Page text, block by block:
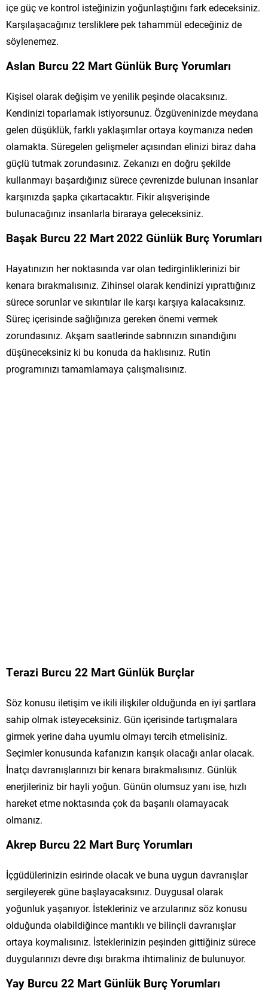
içe güç ve kontrol isteğinizin yoğunlaştığını fark edeceksiniz.
Karşılaşacağınız tersliklere pek tahammül edeceğiniz de
söylenemez.
Aslan Burcu 22 Mart Günlük Burç Yorumları
Kişisel olarak değişim ve yenilik peşinde olacaksınız.
Kendinizi toparlamak istiyorsunuz. Özgüveninizde meydana
gelen düşüklük, farklı yaklaşımlar ortaya koymanıza neden
olamakta. Süregelen gelişmeler açısından elinizi biraz daha
güçlü tutmak zorundasınız. Zekanızı en doğru şekilde
kullanmayı başardığınız sürece çevrenizde bulunan insanlar
karşınızda şapka çıkartacaktır. Fikir alışverişinde
bulunacağınız insanlarla biraraya geleceksiniz.
Başak Burcu 22 Mart 2022 Günlük Burç Yorumları
Hayatınızın her noktasında var olan tedirginliklerinizi bir
kenara bırakmalısınız. Zihinsel olarak kendinizi yıprattığınız
sürece sorunlar ve sıkıntılar ile karşı karşıya kalacaksınız.
Süreç içerisinde sağlığınıza gereken önemi vermek
zorundasınız. Akşam saatlerinde sabrınızın sınandığını
düşüneceksiniz ki bu konuda da haklısınız. Rutin
programınızı tamamlamaya çalışmalısınız.
Terazi Burcu 22 Mart Günlük Burçlar
Söz konusu iletişim ve ikili ilişkiler olduğunda en iyi şartlara
sahip olmak isteyeceksiniz. Gün içerisinde tartışmalara
girmek yerine daha uyumlu olmayı tercih etmelisiniz.
Seçimler konusunda kafanızın karışık olacağı anlar olacak.
İnatçı davranışlarınızı bir kenara bırakmalısınız. Günlük
enerjileriniz bir hayli yoğun. Günün olumsuz yanı ise, hızlı
hareket etme noktasında çok da başarılı olamayacak
olmanız.
Akrep Burcu 22 Mart Burç Yorumları
İçgüdülerinizin esirinde olacak ve buna uygun davranışlar
sergileyerek güne başlayacaksınız. Duygusal olarak
yoğunluk yaşanıyor. İstekleriniz ve arzularınız söz konusu
olduğunda olabildiğince mantıklı ve bilinçli davranışlar
ortaya koymalısınız. İsteklerinizin peşinden gittiğiniz sürece
duygularınızı devre dışı bırakma ihtimaliniz de bulunuyor.
Yay Burcu 22 Mart Günlük Burç Yorumları